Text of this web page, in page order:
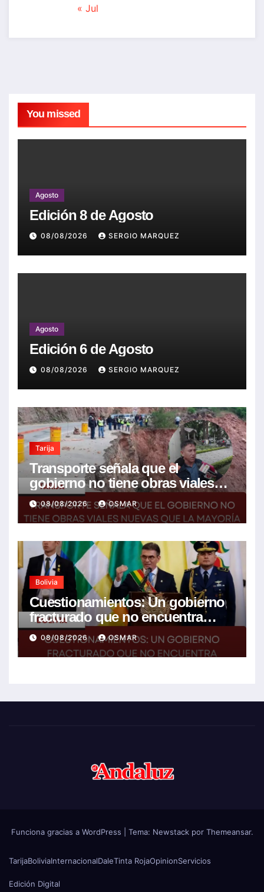
« Jul
You missed
Agosto
Edición 8 de Agosto
08/08/2026 SERGIO MARQUEZ
Agosto
Edición 6 de Agosto
08/08/2026 SERGIO MARQUEZ
Tarija
Transporte señala que el
gobierno no tiene obras viales
nuevas que la mayoría son de la
anterior gestión
08/08/2026 OSMAR
Bolivia
Cuestionamientos: Un gobierno
fracturado que no encuentra
soluciones a la crisis
08/08/2026 OSMAR
Funciona gracias a WordPress Tema: Newstackpor Themeansar.
TarijaBoliviaInternacionalDaleTinta RojaOpinionServicios
Edición Digital